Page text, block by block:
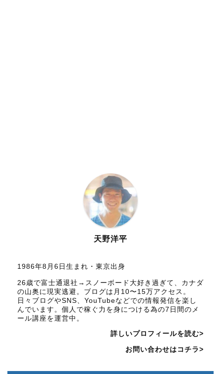
天野洋平
1986年8月6日生まれ・東京出身
26歳で富士通退社→スノーボード大好き過ぎて、カナダ
の山奥に現実逃避。ブログは月10〜15万アクセス。
日々ブログやSNS、YouTubeなどでの情報発信を楽し
んでいます。個人で稼ぐ力を身につける為の7日間のメ
ール講座を運営中。
詳しいプロフィールを読む>
お問い合わせはコチラ>